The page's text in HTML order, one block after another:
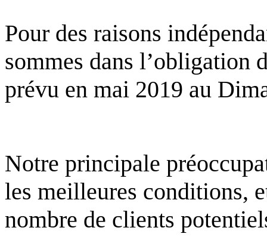
Pour des raisons
sommes dans l’obligation
prévu en mai 2019 au
Notre principale
les meilleures conditions,
nombre de clients